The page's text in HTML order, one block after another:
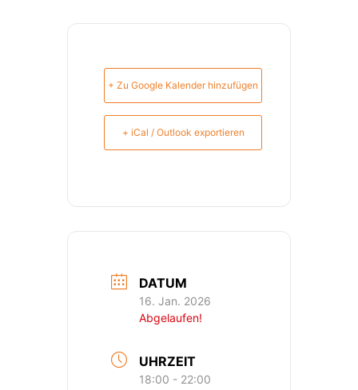
+ Zu Google Kalender hinzufügen
+ iCal / Outlook exportieren
DATUM
16. Jan. 2026
Abgelaufen!
UHRZEIT
18:00 - 22:00